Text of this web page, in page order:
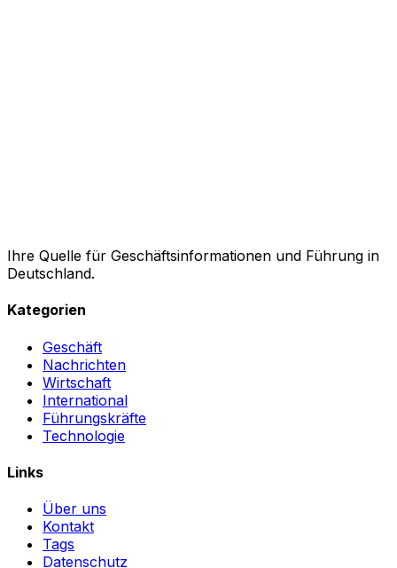
Ihre Quelle für Geschäftsinformationen und Führung in
Deutschland.
Kategorien
Geschäft
Nachrichten
Wirtschaft
International
Führungskräfte
Technologie
Links
Über uns
Kontakt
Tags
Datenschutz